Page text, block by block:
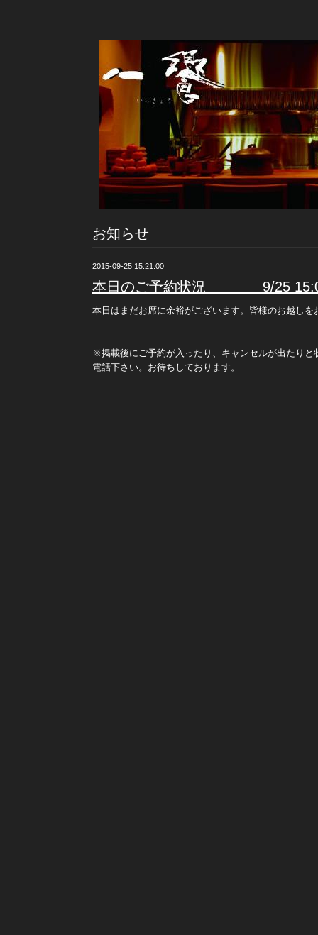
お知らせ
2015-09-25 15:21:00
本日のご予約状況 9/25
本日はまだお席に余裕がございます。皆様のお越しを
※掲載後にご予約が入ったり、キャンセルが出たりと
電話下さい。お待ちしております。